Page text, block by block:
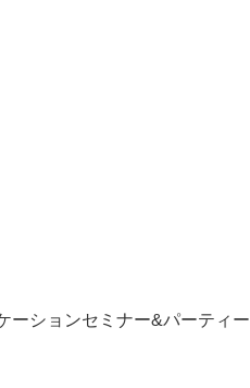
ーションセミナー&パーティー